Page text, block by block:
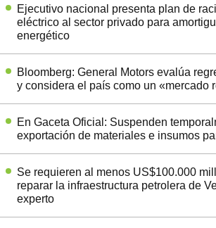
Ejecutivo nacional presenta plan de
eléctrico al sector privado para
energético
Bloomberg: General Motors evalúa
y considera el país como un «mercado
En Gaceta Oficial: Suspenden
exportación de materiales e insumos
Se requieren al menos US$100.000
reparar la infraestructura petrolera de
experto